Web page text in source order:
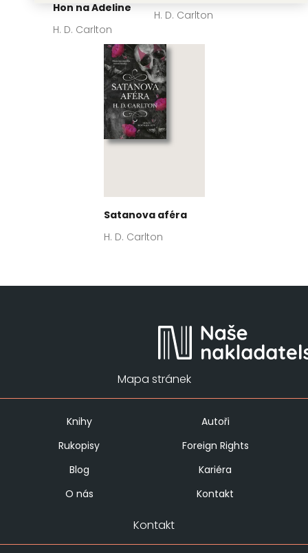
Hon na Adeline
H. D. Carlton
H. D. Carlton
Satanova aféra
H. D. Carlton
Mapa stránek
Knihy
Autoři
Rukopisy
Foreign Rights
Blog
Kariéra
O nás
Kontakt
Kontakt